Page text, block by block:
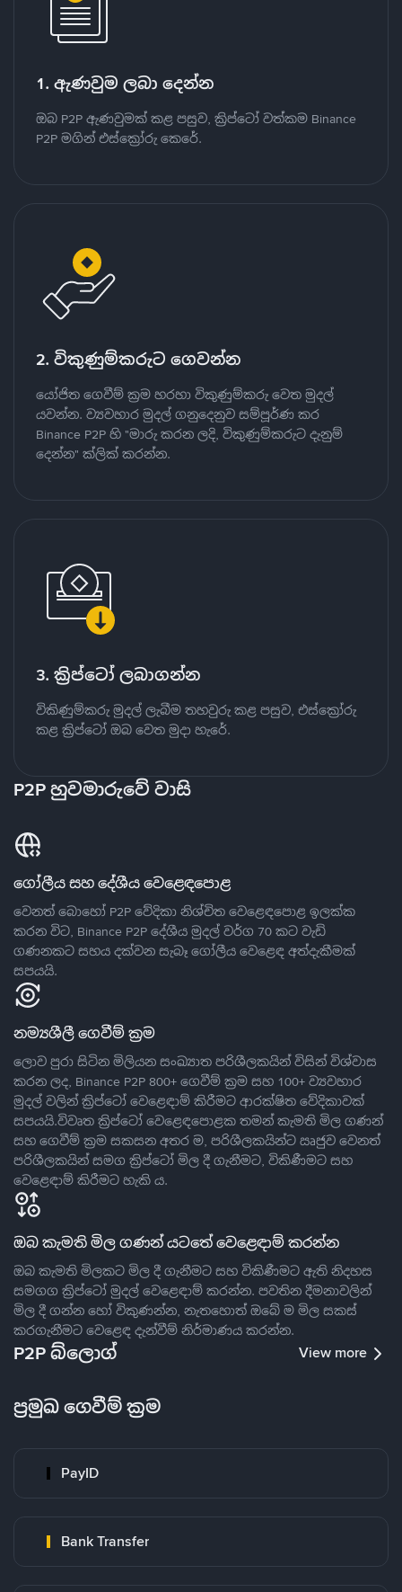
1. ඇණවුම ලබා දෙන්න
ඔබ P2P ඇණවුමක් කළ පසුව, ක්‍රිප්ටෝ වත්කම Binance
P2P මගින් එස්ක්‍රෝරු කෙරේ.
2. විකුණුම්කරුට ගෙවන්න
යෝජිත ගෙවීම් ක්‍රම හරහා විකුණුම්කරු වෙත මුදල්
යවන්න. ව්‍යවහාර මුදල් ගනුදෙනුව සම්පූර්ණ කර
Binance P2P හි "මාරු කරන ලදි, විකුණුම්කරුට දැනුම්
දෙන්න" ක්ලික් කරන්න.
3. ක්‍රිප්ටෝ ලබාගන්න
විකිණුම්කරු මුදල් ලැබීම තහවුරු කළ පසුව, එස්ක්‍රෝරු
කළ ක්‍රිප්ටෝ ඔබ වෙත මුදා හැරේ.
P2P හුවමාරුවේ වාසි
ගෝලීය සහ දේශීය වෙළෙඳපොළ
වෙනත් බොහෝ P2P වේදිකා නිශ්චිත වෙළෙඳපොළ ඉලක්ක
කරන විට, Binance P2P දේශීය මුදල් වර්ග 70 කට වැඩි
ගණනකට සහය දක්වන සැබෑ ගෝලීය වෙළෙඳ අත්දැකීමක්
සපයයි.
නම්‍යශීලී ගෙවීම් ක්‍රම
ලොව පුරා සිටින මිලියන සංඛ්‍යාත පරිශීලකයින් විසින් විශ්වාස
කරන ලද, Binance P2P 800+ ගෙවීම් ක්‍රම සහ 100+ ව්‍යවහාර
මුදල් වලින් ක්‍රිප්ටෝ වෙළෙඳාම් කිරීමට ආරක්ෂිත වේදිකාවක්
සපයයි.විවෘත ක්‍රිප්ටෝ වෙළෙඳපොළක තමන් කැමති මිල ගණන්
සහ ගෙවීම් ක්‍රම සකසන අතර ම, පරිශීලකයින්ට ඍජුව වෙනත්
පරිශීලකයින් සමග ක්‍රිප්ටෝ මිල දී ගැනීමට, විකිණීමට සහ
වෙළෙඳාම් කිරීමට හැකි ය.
ඔබ කැමති මිල ගණන් යටතේ වෙළෙඳාම් කරන්න
ඔබ කැමති මිලකට මිල දී ගැනීමට සහ විකිණීමට ඇති නිදහස
සමගග ක්‍රිප්ටෝ මුදල් වෙළෙඳාම් කරන්න. පවතින දීමනාවලින්
මිල දී ගන්න හෝ විකුණන්න, නැතහොත් ඔබේ ම මිල සකස්
කරගැනීමට වෙළෙඳ දැන්වීම් නිර්මාණය කරන්න.
P2P බ්ලොග් View more
ප්‍රමුඛ ගෙවීම් ක්‍රම
PayID
Bank Transfer